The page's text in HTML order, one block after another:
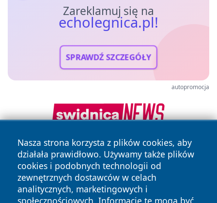
Zareklamuj się na
echolegnica.pl!
SPRAWDŹ SZCZEGÓŁY
autopromocja
Nasza strona korzysta z plików cookies, aby
działała prawidłowo. Używamy także plików
cookies i podobnych technologii od
zewnętrznych dostawców w celach
analitycznych, marketingowych i
społecznościowych. Informacje te mogą być